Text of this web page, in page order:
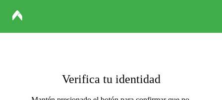
Verifica tu identidad